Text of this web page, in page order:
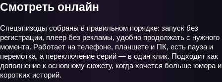
Смотреть онлайн
Спецэпизоды собраны в правильном порядке: запуск без
регистрации, плеер без рекламы, удобно продолжать с нужного
момента. Работает на телефоне, планшете и ПК, есть пауза и
перемотка, а переключение серий — в один клик. Подходит как
дополнение к основному сюжету, когда хочется больше юмора и
коротких историй.